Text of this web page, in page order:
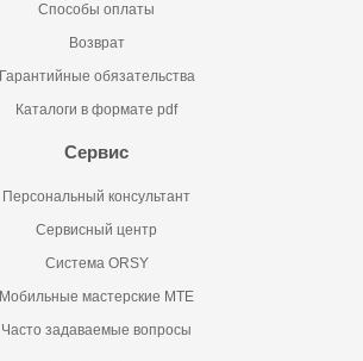
Способы оплаты
Возврат
Гарантийные обязательства
Каталоги в формате pdf
Сервис
Персональный консультант
Сервисный центр
Система ORSY
Мобильные мастерские MTE
Часто задаваемые вопросы